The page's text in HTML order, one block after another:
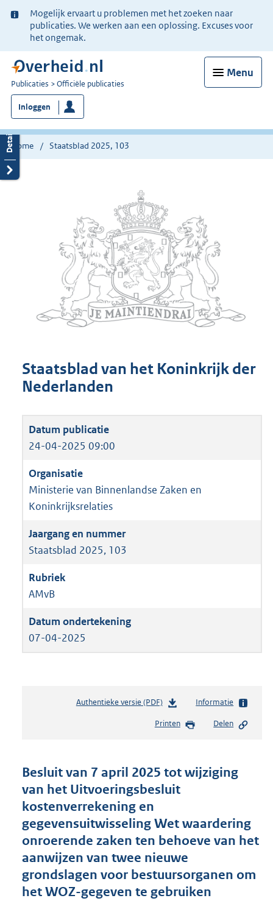
Ter
informatie:
Mogelijk ervaart u problemen met het zoeken naar
publicaties. We werken aan een oplossing. Excuses voor
het ongemak.
Menu
U
bent
nu
hier:
Publicaties Officiële publicaties
Inloggen
Home Staatsblad 2025, 103
Staatsblad van het Koninkrijk der
Nederlanden
24-04-2025 09:00
Ministerie van Binnenlandse Zaken en
Koninkrijksrelaties
Staatsblad 2025, 103
AMvB
07-04-2025
Authentieke versie (PDF)b
s
d
s
r
o
o
t
e
:
Informatie
Printen Delen
Besluit van 7 april 2025 tot wijziging
van het Uitvoeringsbesluit
kostenverrekening en
gegevensuitwisseling Wet waardering
onroerende zaken ten behoeve van het
aanwijzen van twee nieuwe
grondslagen voor bestuursorganen om
het WOZ-gegeven te gebruiken